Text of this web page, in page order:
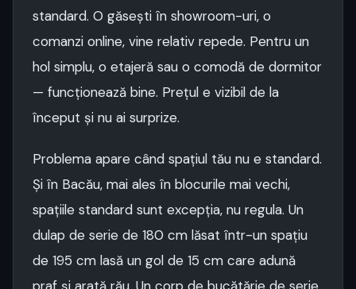
standard. O găsești în showroom-uri, o
comanzi online, vine relativ repede. Pentru un
hol simplu, o etajeră sau o comodă de dormitor
— funcționează bine. Prețul e vizibil de la
început și nu ai surprize.
Problema apare când spațiul tău nu e standard.
Și în Bacău, mai ales în blocurile mai vechi,
spațiile standard sunt excepția, nu regula. Un
dulap de serie de 180 cm lăsat într-un spațiu
de 195 cm lasă un gol de 15 cm care adună
praf și arată rău. Un corp de bucătărie de serie